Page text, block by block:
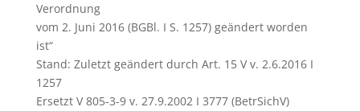
Verordnung
vom 2. Juni 2016 (BGBl. I S. 1257) geändert worden
ist“
Stand: Zuletzt geändert durch Art. 15 V v. 2.6.2016 I
1257
Ersetzt V 805-3-9 v. 27.9.2002 I 3777 (BetrSichV)